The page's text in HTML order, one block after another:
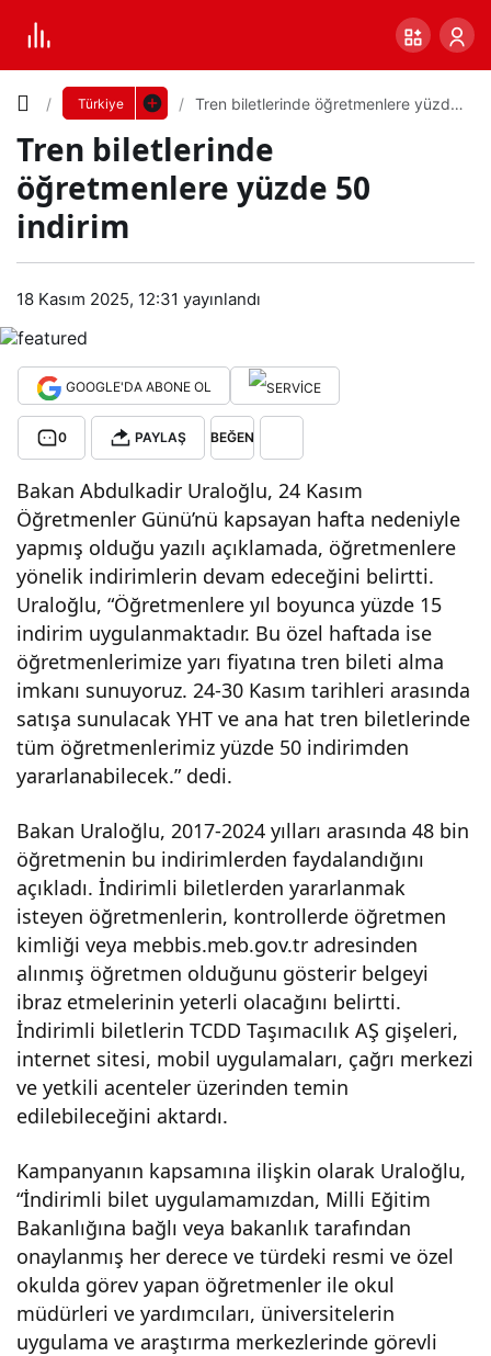
Türkiye
Tren biletlerinde öğretmenlere yüzde
Tren biletlerinde
öğretmenlere yüzde 50
indirim
18 Kasım 2025, 12:31 yayınlandı
GOOGLE'DA ABONE OL
0 PAYLAŞ BEĞEN
Bakan Abdulkadir Uraloğlu, 24 Kasım
Öğretmenler Günü’nü kapsayan hafta nedeniyle
yapmış olduğu yazılı açıklamada, öğretmenlere
yönelik indirimlerin devam edeceğini belirtti.
Uraloğlu, “Öğretmenlere yıl boyunca yüzde 15
indirim uygulanmaktadır. Bu özel haftada ise
öğretmenlerimize yarı fiyatına tren bileti alma
imkanı sunuyoruz. 24-30 Kasım tarihleri arasında
satışa sunulacak YHT ve ana hat tren biletlerinde
tüm öğretmenlerimiz yüzde 50 indirimden
yararlanabilecek.” dedi.
Bakan Uraloğlu, 2017-2024 yılları arasında 48 bin
öğretmenin bu indirimlerden faydalandığını
açıkladı. İndirimli biletlerden yararlanmak
isteyen öğretmenlerin, kontrollerde öğretmen
kimliği veya mebbis.meb.gov.tr adresinden
alınmış öğretmen olduğunu gösterir belgeyi
ibraz etmelerinin yeterli olacağını belirtti.
İndirimli biletlerin TCDD Taşımacılık AŞ gişeleri,
internet sitesi, mobil uygulamaları, çağrı merkezi
ve yetkili acenteler üzerinden temin
edilebileceğini aktardı.
Kampanyanın kapsamına ilişkin olarak Uraloğlu,
“İndirimli bilet uygulamamızdan, Milli Eğitim
Bakanlığına bağlı veya bakanlık tarafından
onaylanmış her derece ve türdeki resmi ve özel
okulda görev yapan öğretmenler ile okul
müdürleri ve yardımcıları, üniversitelerin
uygulama ve araştırma merkezlerinde görevli
Tre
bilet
lerin
öğr
etm
enle
re
yüz
de
50
indir
im
Yazı
Boyutunu
Varsayılana
0 PAYLAŞ